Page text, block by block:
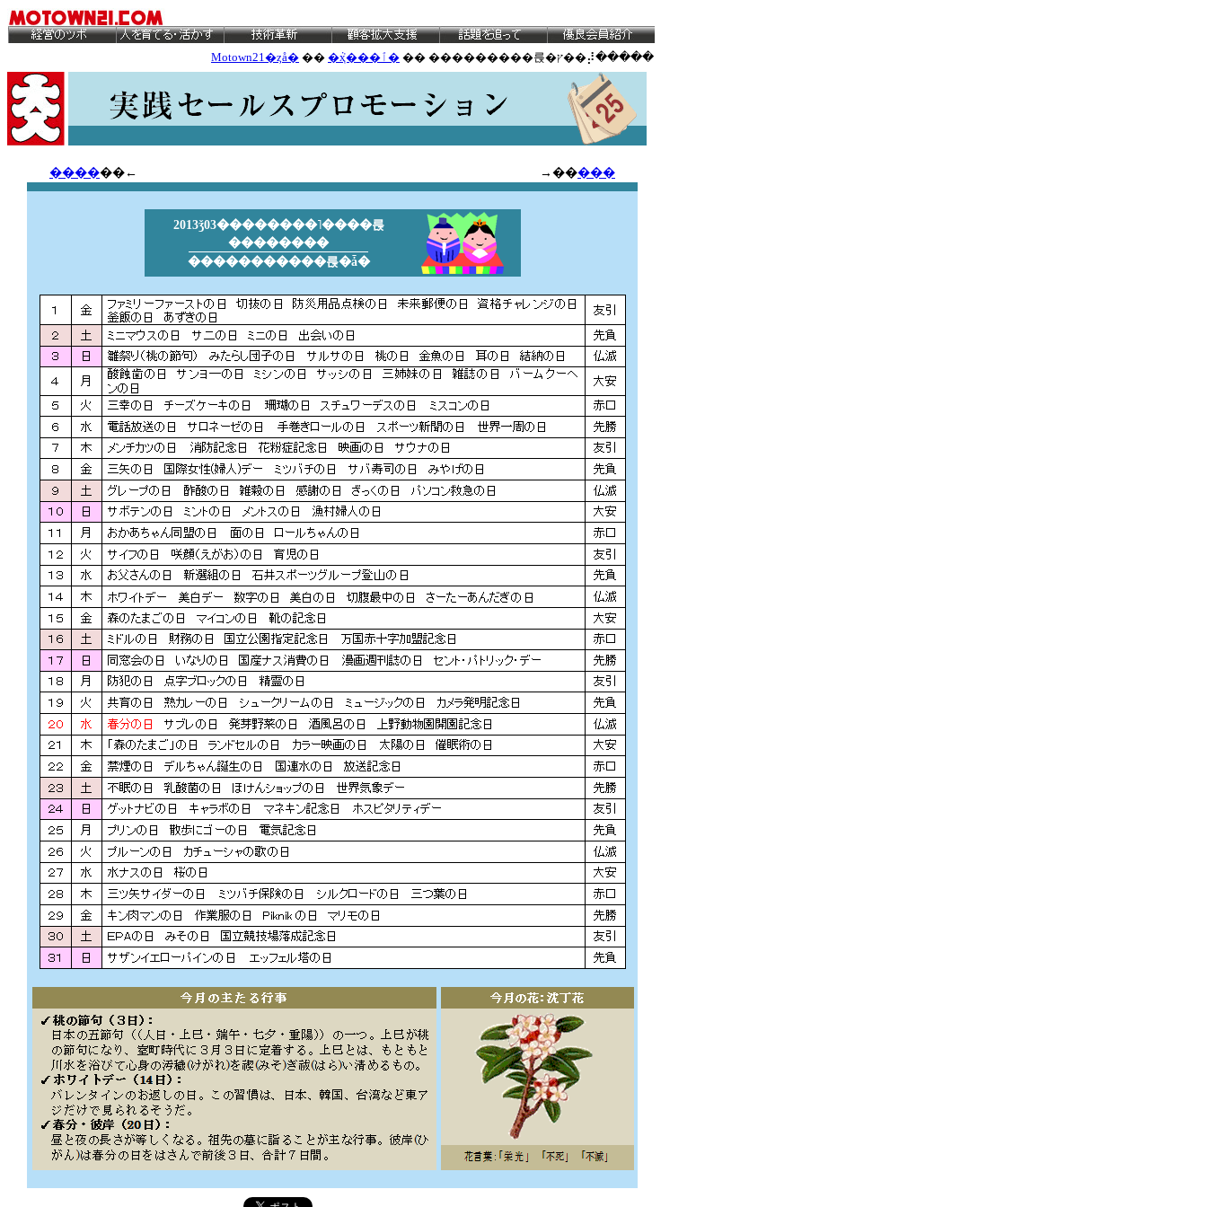
Motown21�ȥå� �� �ܵҳ���ٱ� �� ���������륹�ץ��⡼�����
������← →�����
2013ǯ03��������˥����륹
��������
�����������륹�ǡ�